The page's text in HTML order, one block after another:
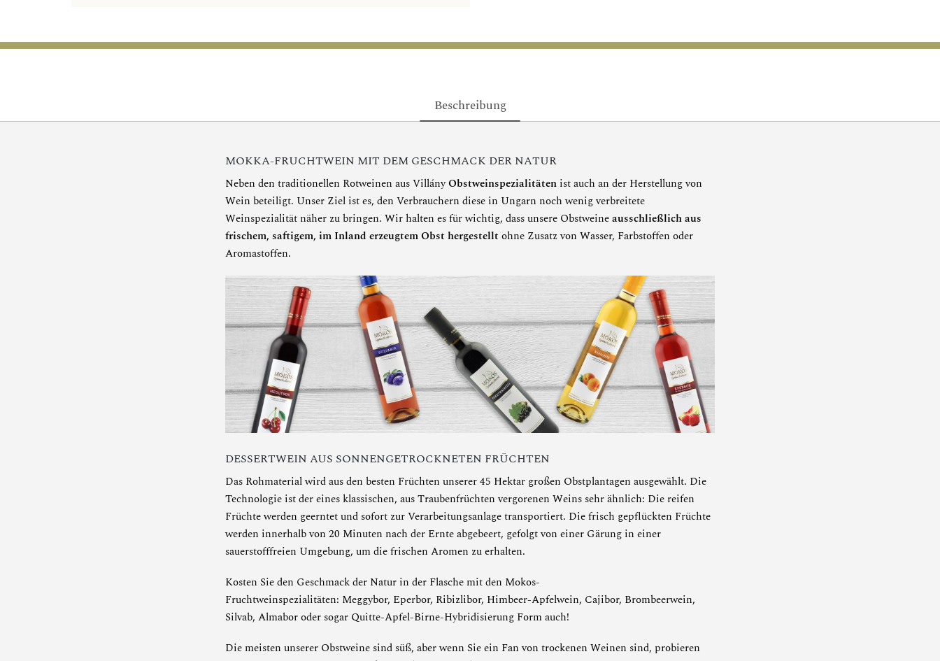
Beschreibung
MOKKA-FRUCHTWEIN MIT DEM GESCHMACK DER NATUR
Neben den traditionellen Rotweinen aus VillányObstweinspezialitäten ist auch an der Herstellung von
Wein beteiligt. Unser Ziel ist es, den Verbrauchern diese in Ungarn noch wenig verbreitete
Weinspezialität näher zu bringen. Wir halten es für wichtig, dass unsere Obstweineausschließlich aus
frischem, saftigem, im Inland erzeugtem Obst hergestellt ohne Zusatz von Wasser, Farbstoffen oder
Aromastoffen.
DESSERTWEIN AUS SONNENGETROCKNETEN FRÜCHTEN
Das Rohmaterial wird aus den besten Früchten unserer 45 Hektar großen Obstplantagen ausgewählt. Die
Technologie ist der eines klassischen, aus Traubenfrüchten vergorenen Weins sehr ähnlich: Die reifen
Früchte werden geerntet und sofort zur Verarbeitungsanlage transportiert. Die frisch gepflückten Früchte
werden innerhalb von 20 Minuten nach der Ernte abgebeert, gefolgt von einer Gärung in einer
sauerstofffreien Umgebung, um die frischen Aromen zu erhalten.
Kosten Sie den Geschmack der Natur in der Flasche mit den Mokos-
Fruchtweinspezialitäten: Meggybor, Eperbor, Ribizlibor, Himbeer-Apfelwein, Cajibor, Brombeerwein,
Silvab, Almaboroder sogar Quitte-Apfel-Birne-Hybridisierung Form auch!
Die meisten unserer Obstweine sind süß, aber wenn Sie ein Fan von trockenen Weinen sind, probieren